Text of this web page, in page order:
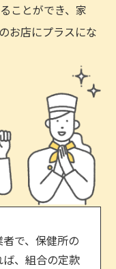
ことができ、家
お店にプラスにな
で、保健所の
、組合の定款